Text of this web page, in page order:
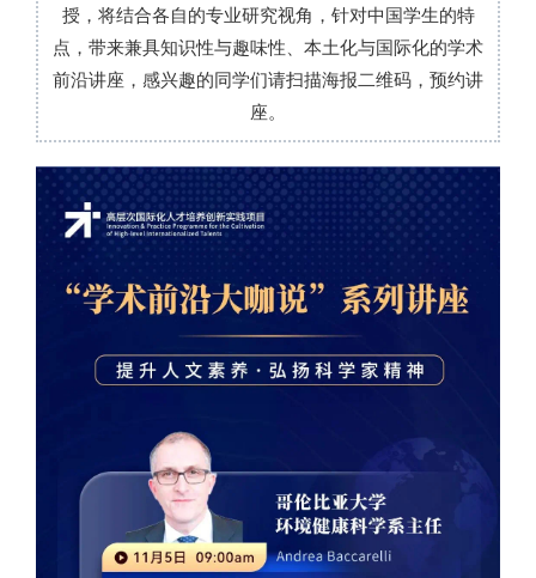
授，将结合各自的专业研究视角，针对中国学生的特
点，带来兼具知识性与趣味性、本土化与国际化的学术
前沿讲座，感兴趣的同学们请扫描海报二维码，预约讲
座。